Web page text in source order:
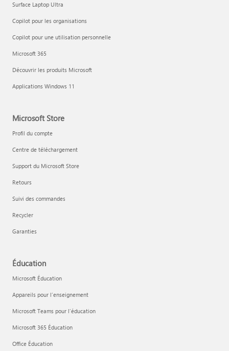
Surface Laptop Ultra
Copilot pour les organisations
Copilot pour une utilisation personnelle
Microsoft 365
Découvrir les produits Microsoft
Applications Windows 11
Microsoft Store
Profil du compte
Centre de téléchargement
Support du Microsoft Store
Retours
Suivi des commandes
Recycler
Garanties
Éducation
Microsoft Éducation
Appareils pour l’enseignement
Microsoft Teams pour l’éducation
Microsoft 365 Éducation
Office Éducation